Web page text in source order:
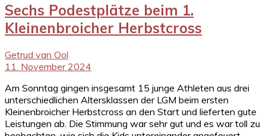
Sechs Podestplätze beim 1.
Kleinenbroicher Herbstcross
Getrud van Ool
11. November 2024
Am Sonntag gingen insgesamt 15 junge Athleten aus drei
unterschiedlichen Altersklassen der LGM beim ersten
Kleinenbroicher Herbstcross an den Start und lieferten gute
Leistungen ab. Die Stimmung war sehr gut und es war toll zu